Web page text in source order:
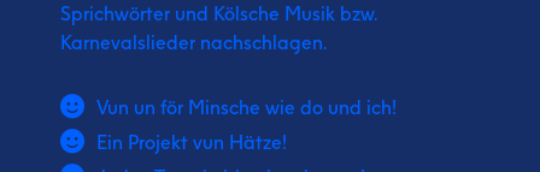
Sprichwörter und Kölsche Musik bzw.
Karnevalslieder nachschlagen.
Vun un för Minsche wie do und ich!
Ein Projekt vun Hätze!